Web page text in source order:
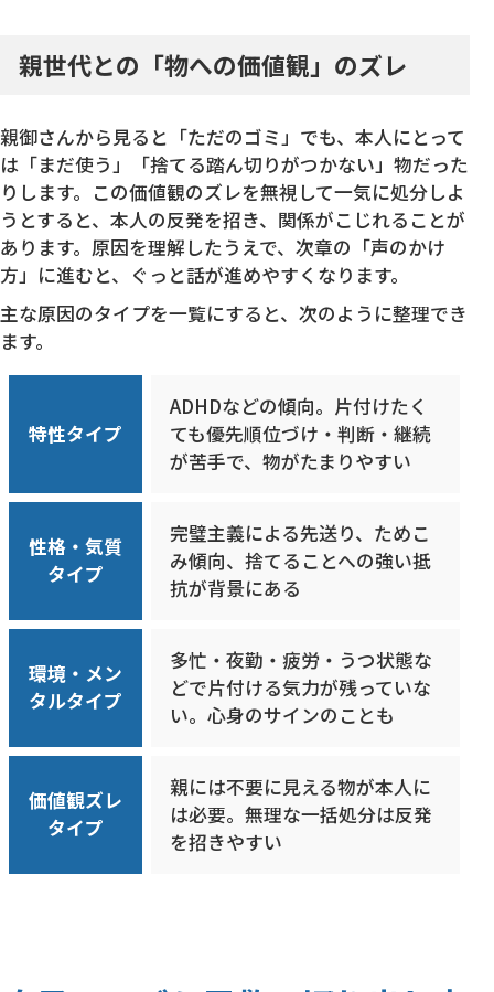
親世代との「物への価値観」のズレ
親御さんから見ると「ただのゴミ」でも、本人にとって
は「まだ使う」「捨てる踏ん切りがつかない」物だった
りします。この価値観のズレを無視して一気に処分しよ
うとすると、本人の反発を招き、関係がこじれることが
あります。原因を理解したうえで、次章の「声のかけ
方」に進むと、ぐっと話が進めやすくなります。
主な原因のタイプを一覧にすると、次のように整理でき
ます。
特性タイプ
ADHDなどの傾向。片付けたく
ても優先順位づけ・判断・継続
が苦手で、物がたまりやすい
性格・気質
タイプ
完璧主義による先送り、ためこ
み傾向、捨てることへの強い抵
抗が背景にある
環境・メン
タルタイプ
多忙・夜勤・疲労・うつ状態な
どで片付ける気力が残っていな
い。心身のサインのことも
価値観ズレ
タイプ
親には不要に見える物が本人に
は必要。無理な一括処分は反発
を招きやすい